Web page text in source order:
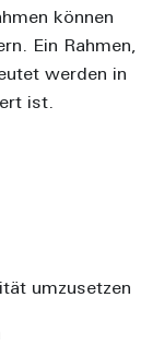
können
Ein Rahmen,
werden in
ist.
umzusetzen